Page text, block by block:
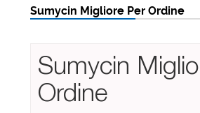
Sumycin Migliore Per Ordine
Sumycin
Ordine